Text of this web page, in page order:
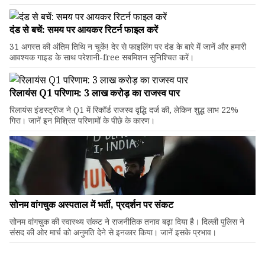
दंड से बचें: समय पर आयकर रिटर्न फाइल करें
31 अगस्त की अंतिम तिथि न चूकें! देर से फाइलिंग पर दंड के बारे में जानें और हमारी
आवश्यक गाइड के साथ परेशानी-free सबमिशन सुनिश्चित करें।
रिलायंस Q1 परिणाम: ₹3 लाख करोड़ का राजस्व पार
रिलायंस इंडस्ट्रीज ने Q1 में रिकॉर्ड राजस्व वृद्धि दर्ज की, लेकिन शुद्ध लाभ 22%
गिरा। जानें इन मिश्रित परिणामों के पीछे के कारण।
सोनम वांगचुक अस्पताल में भर्ती, प्रदर्शन पर संकट
सोनम वांगचुक की स्वास्थ्य संकट ने राजनीतिक तनाव बढ़ा दिया है। दिल्ली पुलिस ने
संसद की ओर मार्च को अनुमति देने से इनकार किया। जानें इसके प्रभाव।